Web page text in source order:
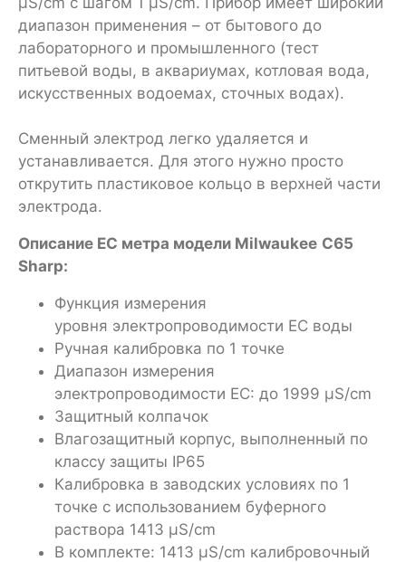
диапазон применения – от бытового до
лабораторного и промышленного (тест
питьевой воды, в аквариумах, котловая вода,
искусcтвенных водоемах, сточных водах).
Сменный электрод легко удаляется и
устанавливается. Для этого нужно просто
открутить пластиковое кольцо в верхней чаcти
электрода.
Описание EC метра модели Milwaukee C65
Sharp:
Функция измерения
уровня электропроводимости EC воды
Ручная калибровка по 1 точке
Диапазон измерения
электропроводимости EC: до 1999 µS/cm
Защитный колпачок
Влагозащитный корпус, выполненный по
классу защиты IP65
Калибровка в заводских условиях по 1
точке с использованием буферного
раствора 1413 µS/cm
В комплекте: 1413 µS/cm калибровочный